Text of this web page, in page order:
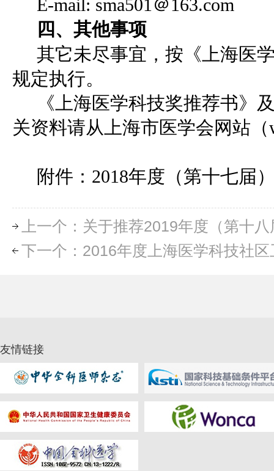
E-mail: sma501＠163.com
四、其他事项
其它未尽事宜，按《上海医
规定执行。
《上海医学科技奖推荐书》
关资料请从上海市医学会网站（
附件： 2018年度（第十七届
上一个：关于推荐2019年度（第十
下一个：2016年度上海医学科技社
友情链接